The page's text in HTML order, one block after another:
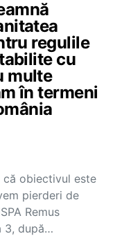
regulile
cu
multe
în termeni
că obiectivul este
pierderi de
Remus
3, după…